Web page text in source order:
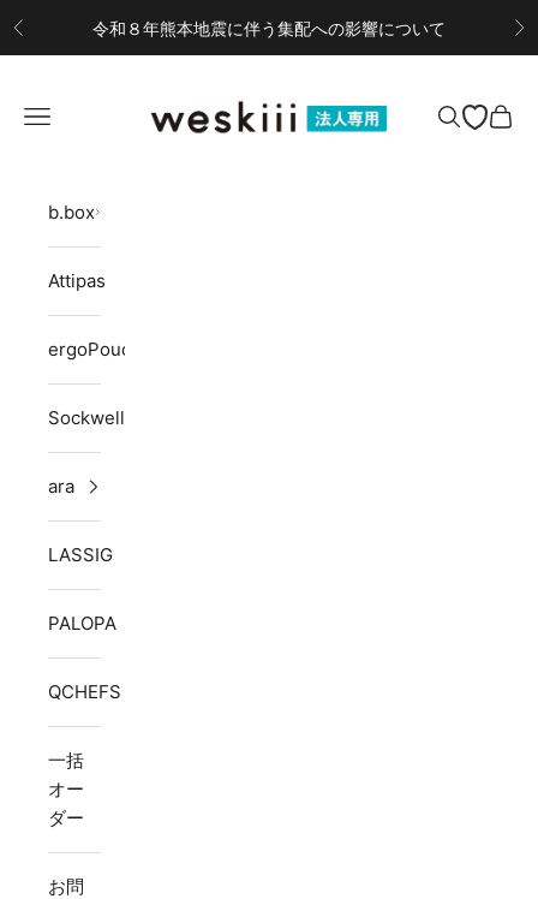
前へ 令和８年熊本地震に伴う集配への影響について 次
メニューを開く
検索を開く
カー
b.box
Attipas
ergoPouch
Sockwell
ara
LASSIG
PALOPA
QCHEFS
一括
オー
ダー
お問